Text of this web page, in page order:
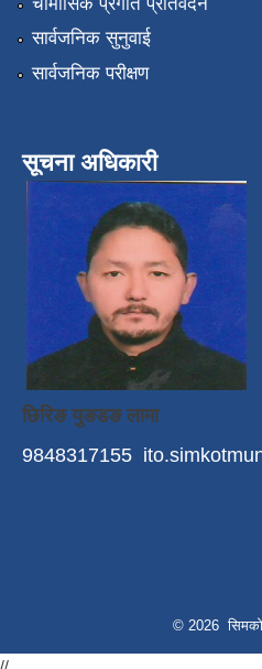
सार्वजनिक सुनुवाई
सार्वजनिक परीक्षण
सूचना अधिकारी
छिरिङ युङडङ लामा
9848317155
© 2026